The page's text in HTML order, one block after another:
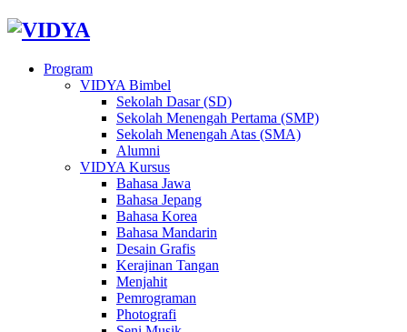
Program
VIDYA Bimbel
Sekolah Dasar (SD)
Sekolah Menengah Pertama (SMP)
Sekolah Menengah Atas (SMA)
Alumni
VIDYA Kursus
Bahasa Jawa
Bahasa Jepang
Bahasa Korea
Bahasa Mandarin
Desain Grafis
Kerajinan Tangan
Menjahit
Pemrograman
Photografi